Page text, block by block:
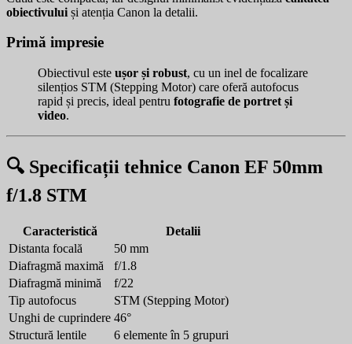
obiectivului și atenția Canon la detalii.
Primă impresie
Obiectivul este ușor și robust, cu un inel de focalizare
silențios STM (Stepping Motor) care oferă autofocus
rapid și precis, ideal pentru fotografie de portret și
video.
🔍 Specificații tehnice Canon EF 50mm
f/1.8 STM
Caracteristică
Detalii
Distanta focală
50 mm
Diafragmă maximă
f/1.8
Diafragmă minimă
f/22
Tip autofocus
STM (Stepping Motor)
Unghi de cuprindere 46°
Structură lentile
6 elemente în 5 grupuri